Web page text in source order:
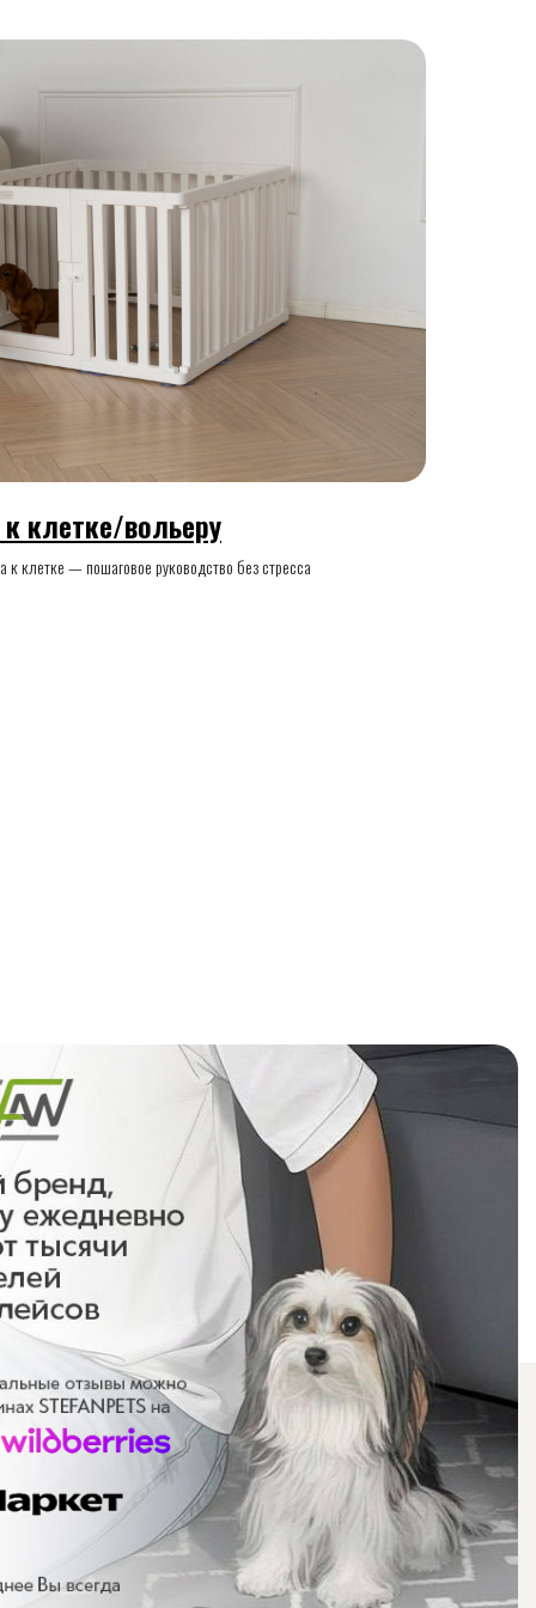
клетке/вольеру
к клетке — пошаговое руководство без стресса
РАБОТАЕМ С 9:00 ДО 18:00 ПО МСК
+7 (495) 220-57-07
Обратный звонок